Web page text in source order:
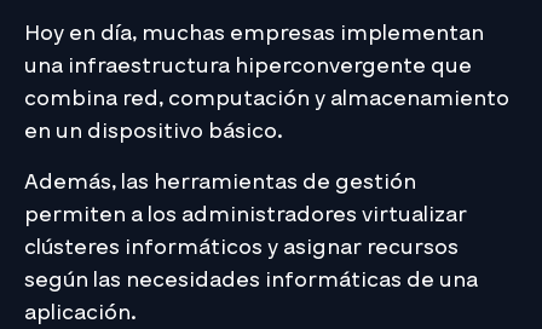
Hoy en día, muchas empresas implementan
una infraestructura hiperconvergente que
combina red, computación y almacenamiento
en un dispositivo básico.
Además, las herramientas de gestión
permiten a los administradores virtualizar
clústeres informáticos y asignar recursos
según las necesidades informáticas de una
aplicación.